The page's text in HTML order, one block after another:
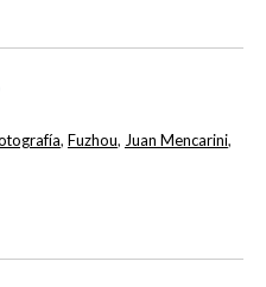
, Fuzhou, Juan Mencarini,